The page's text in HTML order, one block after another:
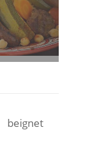
beignet